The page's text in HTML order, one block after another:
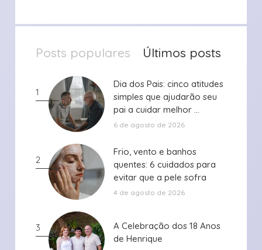
Posts populares Últimos posts
1
Dia dos Pais: cinco atitudes
simples que ajudarão seu
pai a cuidar melhor ...
Dia dos Pais: cinco atitudes
simples que ajudarão seu
pai a cuidar melhor ...
6 de agosto de 2026
2
Frio, vento e banhos
quentes: 6 cuidados para
evitar que a pele sofra
durante ...
Frio, vento e banhos
quentes: 6 cuidados para
evitar que a pele sofra
durante ...
4 de agosto de 2026
3
A Celebração dos 18 Anos
de Henrique
A Celebração dos 18 Anos
de Henrique